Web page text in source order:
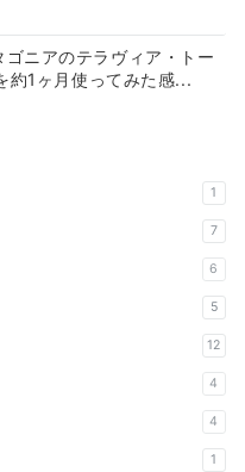
ゴニアのテラヴィア・トー
約1ヶ月使ってみた感...
1
7
6
5
12
4
4
1